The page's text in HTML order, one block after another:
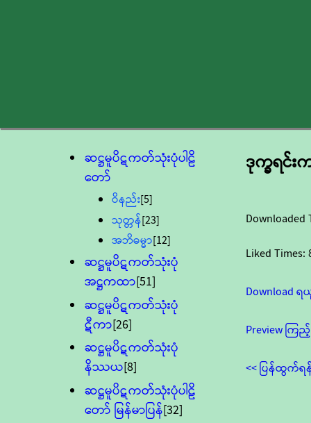
ဆဋ္ဌမူပိဋကတ်သုံးပုံပါဠိ
တော်
ဝိနည်း[5]
သုတ္တန်[23]
အဘိဓမ္မာ[12]
ဆဋ္ဌမူပိဋကတ်သုံးပုံ
အဋ္ဌကထာ[51]
ဆဋ္ဌမူပိဋကတ်သုံးပုံ
ဋီကာ[26]
ဆဋ္ဌမူပိဋကတ်သုံးပုံ
နိဿယ[8]
ဆဋ္ဌမူပိဋကတ်သုံးပုံပါဠိ
တော် မြန်မာပြန်[32]
ဒုက္ခရင်
Downloaded
Liked Times:
Download
Preview ကြ
<< ပြန်ထွက်ရ